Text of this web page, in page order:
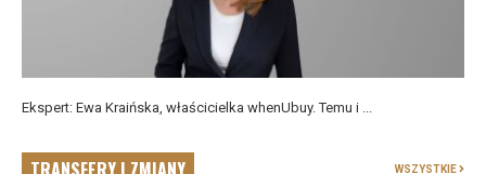
Ekspert: Ewa Kraińska, właścicielka whenUbuy. Temu i ...
WSZYSTKIE